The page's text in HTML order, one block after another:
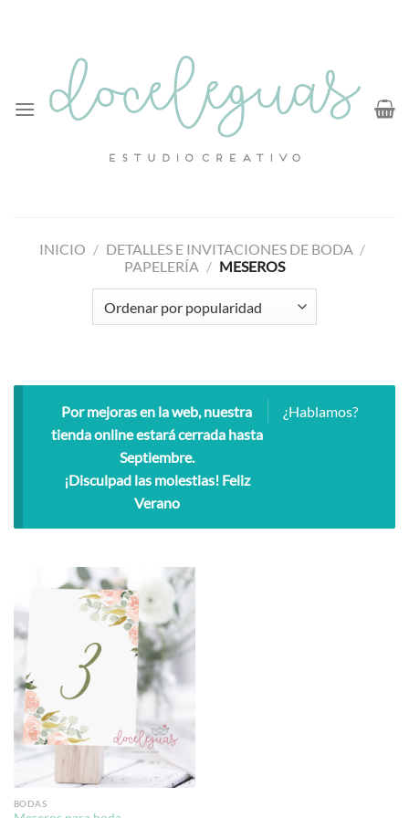
INICIO / DETALLES E INVITACIONES DE BODA /
PAPELERÍA / MESEROS
¿Hablamos?
Por mejoras en la web, nuestra
tienda online estará cerrada hasta
Septiembre.
¡Disculpad las molestias! Feliz
Verano
BODAS